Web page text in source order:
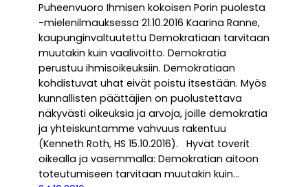
Puheenvuoro Ihmisen kokoisen Porin puolesta
-mielenilmauksessa 21.10.2016 Kaarina Ranne,
kaupunginvaltuutettu Demokratiaan tarvitaan
muutakin kuin vaalivoitto. Demokratia
perustuu ihmisoikeuksiin. Demokratiaan
kohdistuvat uhat eivät poistu itsestään. Myös
kunnallisten päättäjien on puolustettava
näkyvästi oikeuksia ja arvoja, joille demokratia
ja yhteiskuntamme vahvuus rakentuu
(Kenneth Roth, HS 15.10.2016). Hyvät toverit
oikealla ja vasemmalla: Demokratian aitoon
toteutumiseen tarvitaan muutakin kuin…